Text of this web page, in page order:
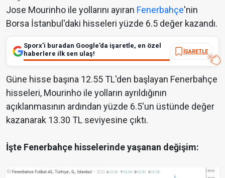
Jose Mourinho ile yollarını ayıran Fenerbahçe'nin
Borsa İstanbul'daki hisseleri yüzde 6.5 değer kazandı.
Sporx’i buradan Google’da işaretle, en özel
haberlere ilk sen ulaş!
İŞARETLE
Güne hisse başına 12.55 TL'den başlayan Fenerbahçe
hisseleri, Mourinho ile yolların ayrıldığının
açıklanmasının ardından yüzde 6.5'un üstünde değer
kazanarak 13.30 TL seviyesine çıktı.
İşte Fenerbahçe hisselerinde yaşanan değişim: